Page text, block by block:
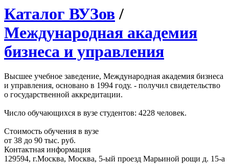
Каталог ВУЗов /
Международная академия
бизнеса и управления
Высшее учебное заведение, Международная академия бизнеса
и управления, основано в 1994 году. - получил свидетельство
о государственной аккредитации.
Число обучающихся в вузе студентов: 4228 человек.
Стоимость обучения в вузе
от 38 до 90 тыс. руб.
Контактная информация
129594, г.Москва, Москва, 5-ый проезд Марьиной рощи д. 15-а